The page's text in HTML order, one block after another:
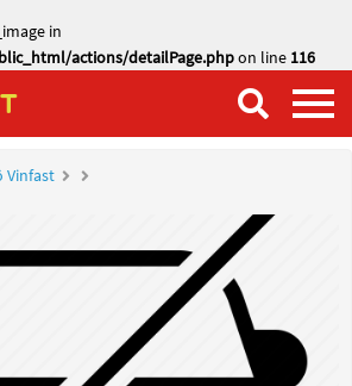
in
actions/detailPage.phpon line 116
Vinfast